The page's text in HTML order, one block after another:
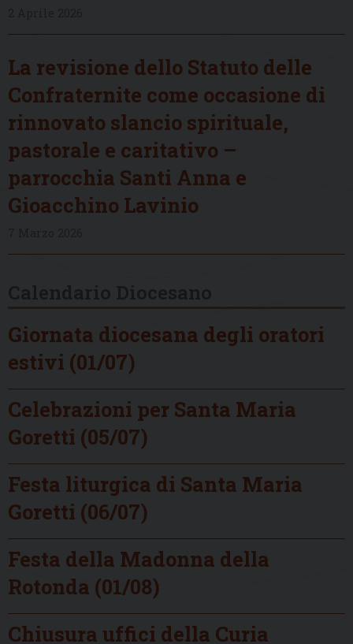
La revisione dello Statuto delle
Confraternite come occasione di
rinnovato slancio spirituale,
pastorale e caritativo –
parrocchia Santi Anna e
Gioacchino Lavinio
Giornata diocesana degli oratori
estivi (01/07)
Celebrazioni per Santa Maria
Goretti (05/07)
Festa liturgica di Santa Maria
Goretti (06/07)
Festa della Madonna della
Rotonda (01/08)
Chiusura uffici della Curia